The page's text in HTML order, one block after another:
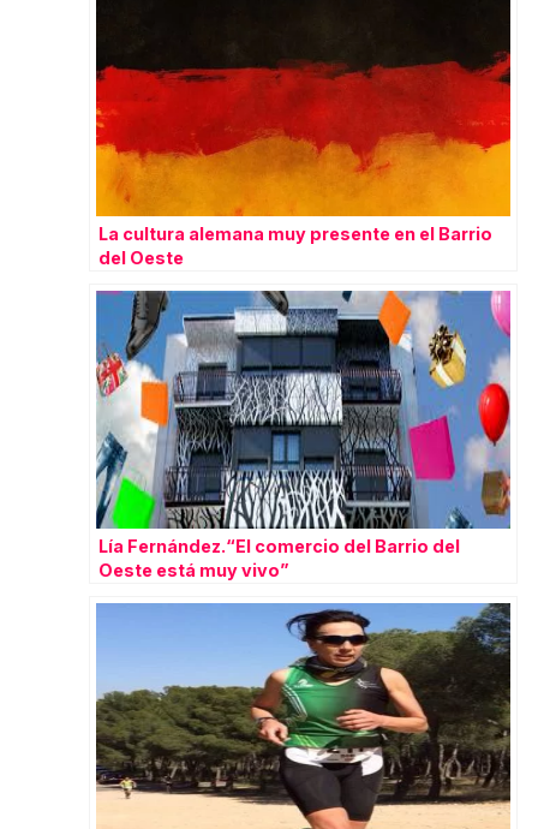
La cultura alemana muy presente en el Barrio
del Oeste
Lía Fernández.“El comercio del Barrio del
Oeste está muy vivo”